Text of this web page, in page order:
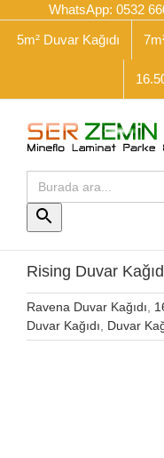
content
WhatsApp: 0532
5m² Duvar Kağıdı
Arama
yap:
Arama
Butonu
Rising Duvar
Ravena Duvar Kağıdı
Duvar Kağıdı
Duvar